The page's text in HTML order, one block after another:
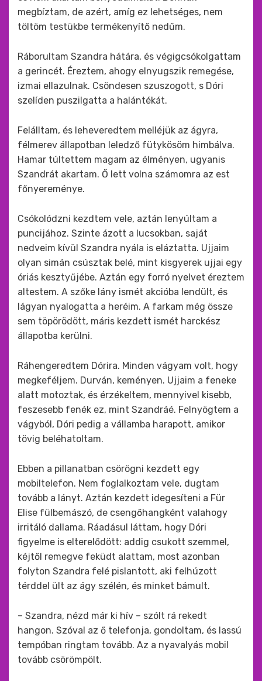
megbíztam, de azért, amíg ez lehetséges, nem
töltöm testükbe termékenyítő nedűm.
Ráborultam Szandra hátára, és végigcsókolgattam
a gerincét. Éreztem, ahogy elnyugszik remegése,
izmai ellazulnak. Csöndesen szuszogott, s Dóri
szelíden puszilgatta a halántékát.
Felálltam, és leheveredtem melléjük az ágyra,
félmerev állapotban leledző fütykösöm himbálva.
Hamar túltettem magam az élményen, ugyanis
Szandrát akartam. Ő lett volna számomra az est
főnyereménye.
Csókolódzni kezdtem vele, aztán lenyúltam a
puncijához. Szinte ázott a lucsokban, saját
nedveim kívül Szandra nyála is eláztatta. Ujjaim
olyan simán csúsztak belé, mint kisgyerek ujjai egy
óriás kesztyűjébe. Aztán egy forró nyelvet éreztem
altestem. A szőke lány ismét akcióba lendült, és
lágyan nyalogatta a heréim. A farkam még össze
sem töpörödött, máris kezdett ismét harckész
állapotba kerülni.
Ráhengeredtem Dórira. Minden vágyam volt, hogy
megkeféljem. Durván, keményen. Ujjaim a feneke
alatt motoztak, és érzékeltem, mennyivel kisebb,
feszesebb fenék ez, mint Szandráé. Felnyögtem a
vágyból, Dóri pedig a vállamba harapott, amikor
tövig beléhatoltam.
Ebben a pillanatban csörögni kezdett egy
mobiltelefon. Nem foglalkoztam vele, dugtam
tovább a lányt. Aztán kezdett idegesíteni a Für
Elise fülbemászó, de csengőhangként valahogy
irritáló dallama. Ráadásul láttam, hogy Dóri
figyelme is elterelődött: addig csukott szemmel,
kéjtől remegve feküdt alattam, most azonban
folyton Szandra felé pislantott, aki felhúzott
térddel ült az ágy szélén, és minket bámult.
– Szandra, nézd már ki hív – szólt rá rekedt
hangon. Szóval az ő telefonja, gondoltam, és lassú
tempóban ringtam tovább. Az a nyavalyás mobil
tovább csörömpölt.